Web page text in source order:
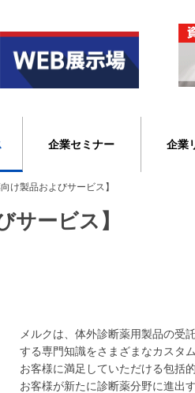
企業セミナー 企業
向け製品およびサービス】
サービス】
メルクは、体外診断薬用製品の受
する専門知識をさまざまなカスタ
お客様に満足していただける包括
お客様が新たに診断薬分野に進出